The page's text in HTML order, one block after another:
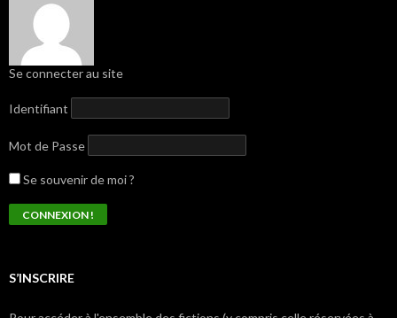
Se connecter au site
Identifiant
Mot de Passe
Se souvenir de moi ?
S’INSCRIRE